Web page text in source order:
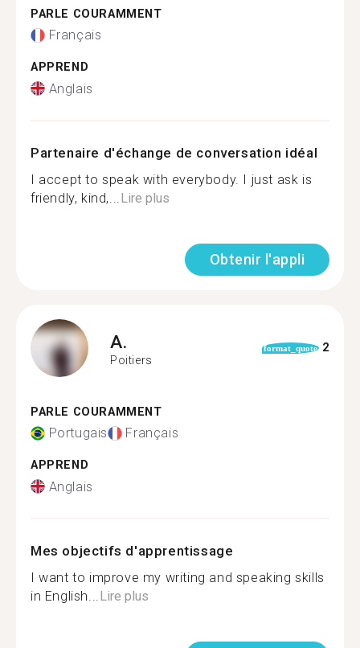
PARLE COURAMMENT
Français
APPREND
Anglais
Partenaire d'échange de conversation idéal
I accept to speak with everybody. I just ask is
friendly, kind,... Lire plus
Obtenir l'appli
A.
Poitiers
format_quote 2
PARLE COURAMMENT
Portugais Français
APPREND
Anglais
Mes objectifs d'apprentissage
I want to improve my writing and speaking skills
in English... Lire plus